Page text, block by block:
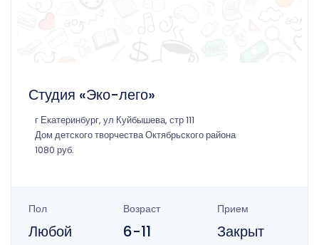
Студия «Эко-лего»
г Екатеринбург, ул Куйбышева, стр 111
Дом детского творчества Октябрьского района
1080 руб.
Пол
Любой
Возраст
6-11
Прием
Закрыт